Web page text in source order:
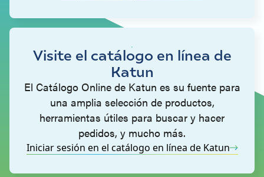
Visite el catálogo en línea de
Katun
El Catálogo Online de Katun es su fuente para
una amplia selección de productos,
herramientas útiles para buscar y hacer
pedidos, y mucho más.
Iniciar sesión en el catálogo en línea de Katun